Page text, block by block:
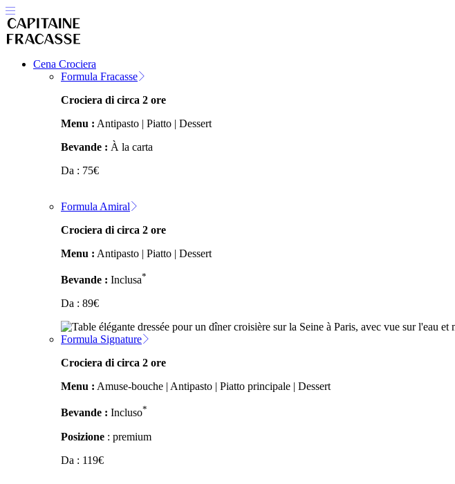
Cena Crociera
Formula Fracasse
Crociera di circa 2 ore
Menu : Antipasto | Piatto | Dessert
Bevande : À la carta
Da : 75€
Formula Amiral
Crociera di circa 2 ore
Menu : Antipasto | Piatto | Dessert
Bevande : Inclusa*
Da : 89€
Formula Signature
Crociera di circa 2 ore
Menu : Amuse-bouche | Antipasto | Piatto principale | Dessert
Bevande : Incluso*
Posizione : premium
Da : 119€